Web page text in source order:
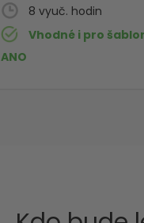
8
Vhodné i pro
ANO